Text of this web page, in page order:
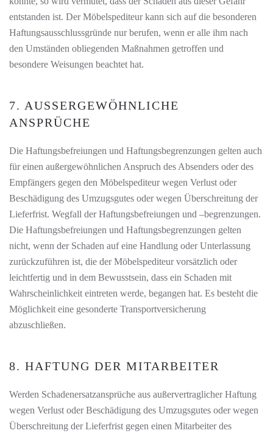
entstanden ist. Der Möbelspediteur kann sich auf die besonderen
Haftungsausschlussgründe nur berufen, wenn er alle ihm nach
den Umständen obliegenden Maßnahmen getroffen und
besondere Weisungen beachtet hat.
7. AUSSERGEWÖHNLICHE A
NSPRÜCHE
Die Haftungsbefreiungen und Haftungsbegrenzungen gelten auch
für einen außergewöhnlichen Anspruch des Absenders oder des
Empfängers gegen den Möbelspediteur wegen Verlust oder
Beschädigung des Umzugsgutes oder wegen Überschreitung der
Lieferfrist. Wegfall der Haftungsbefreiungen und –begrenzungen.
Die Haftungsbefreiungen und Haftungsbegrenzungen gelten
nicht, wenn der Schaden auf eine Handlung oder Unterlassung
zurückzuführen ist, die der Möbelspediteur vorsätzlich oder
leichtfertig und in dem Bewusstsein, dass ein Schaden mit
Wahrscheinlichkeit eintreten werde, begangen hat. Es besteht die
Möglichkeit eine gesonderte Transportversicherung
abzuschließen.
8. HAFTUNG DER MITARBEITER
Werden Schadenersatzansprüche aus außervertraglicher Haftung
wegen Verlust oder Beschädigung des Umzugsgutes oder wegen
Überschreitung der Lieferfrist gegen einen Mitarbeiter des